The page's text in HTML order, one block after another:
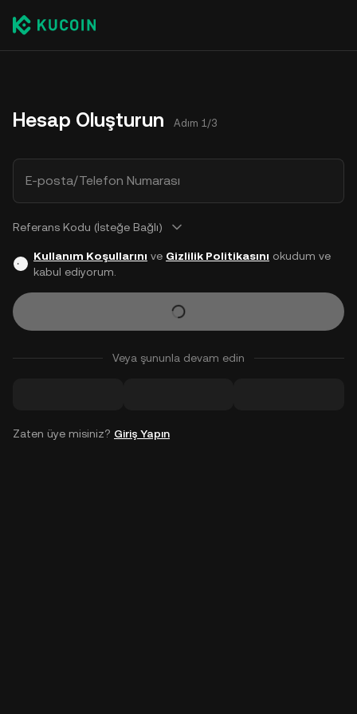
Hesap Oluşturun Adım 1/3
E-posta/Telefon Numarası
Referans Kodu (İsteğe Bağlı)
Kullanım Koşullarını ve Gizlilik Politikasını okudum ve
kabul ediyorum.
Veya şununla devam edin
Zaten üye misiniz? Giriş Yapın